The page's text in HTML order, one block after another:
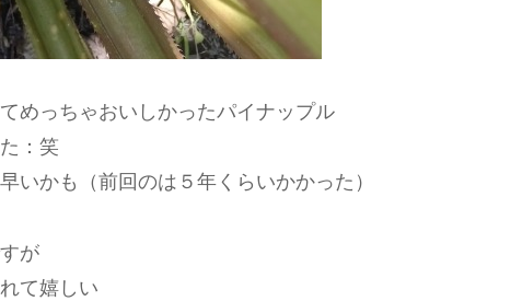
めっちゃおいしかったパイナップル
：笑
いかも（前回のは５年くらいかかった）
が
て嬉しい